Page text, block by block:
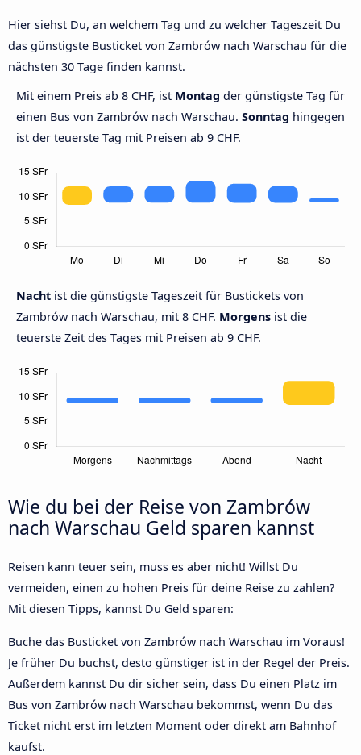
Hier siehst Du, an welchem Tag und zu welcher Tageszeit Du
das günstigste Busticket von Zambrów nach Warschau für die
nächsten 30 Tage finden kannst.
Mit einem Preis ab 8 CHF, ist Montag der günstigste Tag für
einen Bus von Zambrów nach Warschau. Sonntag hingegen
ist der teuerste Tag mit Preisen ab 9 CHF.
Nacht ist die günstigste Tageszeit für Bustickets von
Zambrów nach Warschau, mit 8 CHF. Morgens ist die
teuerste Zeit des Tages mit Preisen ab 9 CHF.
Wie du bei der Reise von Zambrów
nach Warschau Geld sparen kannst
Reisen kann teuer sein, muss es aber nicht! Willst Du
vermeiden, einen zu hohen Preis für deine Reise zu zahlen?
Mit diesen Tipps, kannst Du Geld sparen:
Buche das Busticket von Zambrów nach Warschau im Voraus!
Je früher Du buchst, desto günstiger ist in der Regel der Preis.
Außerdem kannst Du dir sicher sein, dass Du einen Platz im
Bus von Zambrów nach Warschau bekommst, wenn Du das
Ticket nicht erst im letzten Moment oder direkt am Bahnhof
kaufst.